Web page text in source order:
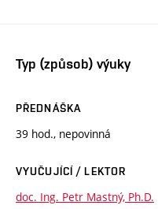
Typ (způsob) výuky
PŘEDNÁŠKA
39 hod., nepovinná
VYUČUJÍCÍ / LEKTOR
doc. Ing. Petr Mastný, Ph.D.